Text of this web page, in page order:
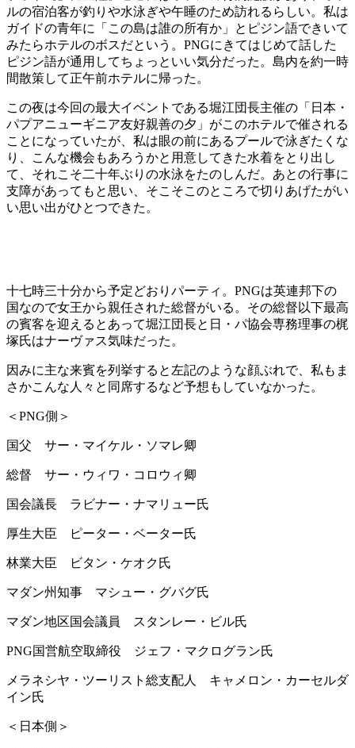
ルの宿泊客が釣りや水泳ぎや午睡のため訪れるらしい。私は
ガイドの青年に「この島は誰の所有か」とピジン語できいて
みたらホテルのボスだという。PNGにきてはじめて話した
ピジン語が通用してちょっといい気分だった。島内を約一時
間散策して正午前ホテルに帰った。
この夜は今回の最大イベントである堀江団長主催の「日本・
パプアニューギニア友好親善の夕」がこのホテルで催される
ことになっていたが、私は眼の前にあるプールで泳ぎたくな
り、こんな機会もあろうかと用意してきた水着をとり出し
て、それこそ二十年ぶりの水泳をたのしんだ。あとの行事に
支障があってもと思い、そこそこのところで切りあげたがい
い思い出がひとつできた。
十七時三十分から予定どおりパーティ。PNGは英連邦下の
国なので女王から親任された総督がいる。その総督以下最高
の賓客を迎えるとあって堀江団長と日・パ協会専務理事の梶
塚氏はナーヴァス気味だった。
因みに主な来賓を列挙すると左記のような顔ぶれで、私もま
さかこんな人々と同席するなど予想もしていなかった。
＜PNG側＞
国父 サー・マイケル・ソマレ卿
総督 サー・ウィワ・コロウィ卿
国会議長 ラビナー・ナマリュー氏
厚生大臣 ピーター・ベーター氏
林業大臣 ビタン・ケオク氏
マダン州知事 マシュー・グバグ氏
マダン地区国会議員 スタンレー・ビル氏
PNG国営航空取締役 ジェフ・マクログラン氏
メラネシヤ・ツーリスト総支配人 キャメロン・カーセルダ
イン氏
＜日本側＞